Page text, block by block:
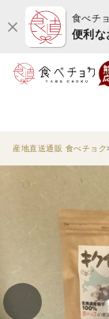
食べチ
便利な
産地直送通販 食べチョク